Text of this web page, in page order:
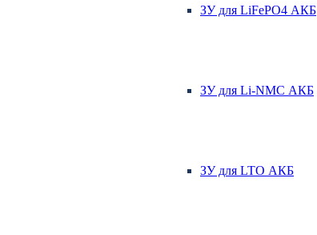
ЗУ для LiFePO4 АКБ
ЗУ для Li-NMC АКБ
ЗУ для LTO АКБ